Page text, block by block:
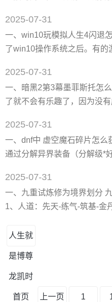
后我就用流量了。用了流量
开qq，登同一个号再点分享
【继承原作】 《穿越火线：
2025-07-31
一、win10玩模拟人生4闪退
了win10操作系统之后。有的
因为我们电脑的运行内存不
的驱动程序需要更新升级或
骤就来看下小编是怎么做的
2025-07-31
一、暗黑2第3幕墨菲斯托怎
了就不会有乐趣了，因为没
的，所有老怪只有死灵是毫
有骷髅兵 20，支配骷髅 20
你），重生 10，诅咒各1点
2025-07-31
一、dnf中 虚空魔石碎片怎么
通过分解异界装备（分解级*
以直接购买虚空魔石碎片; 虚
其中第二种收集材料换取是
左右曹时经常要用到，所以
2025-07-31
一、九重试炼修为境界划分
1、人道：先天-练气-筑基-金
之间，每提升一个小境界，
化神3重需要96285。 4、元
算的话，一天领4次双倍6小时
人生就
是博尊
龙凯时
首页 上一页 1